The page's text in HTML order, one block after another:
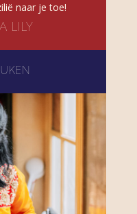
naar je toe!
LILY